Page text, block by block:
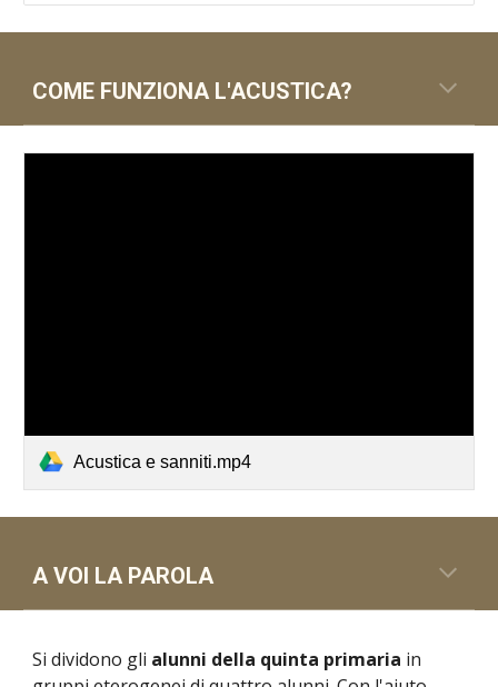
COME FUNZIONA L'ACUSTICA?
Acustica e sanniti.mp4
A VOI LA PAROLA
Si dividono gli alunni della quinta primaria in